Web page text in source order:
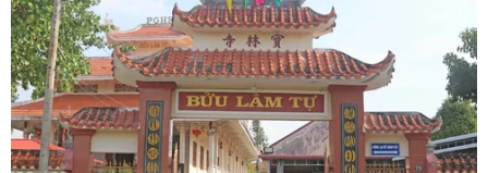
đã có thông báo về việc tạm dừng đấu giá 27
thửa đất tại các phường Phú Lương, Yên Nghĩa
và Dương Nội thuộc quận Hà Đông. Dự kiến
phiên đấu giá được tổ chức vào ngày 7/9.
Các lô đất đấu giá có diện tích từ 48-72m2, với